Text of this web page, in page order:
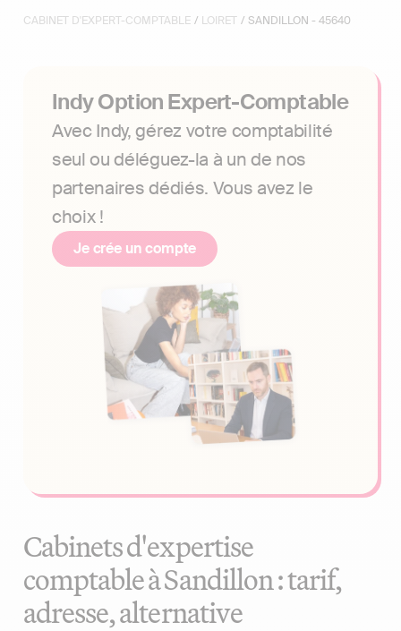
CABINET D'EXPERT-COMPTABLE / LOIRET / SANDILLON - 45640
Indy Option Expert-Comptable
Avec Indy, gérez votre comptabilité
seul ou déléguez-la à un de nos
partenaires dédiés. Vous avez le
choix !
Je crée un compte
Cabinets d'expertise
comptable à Sandillon : tarif,
adresse, alternative